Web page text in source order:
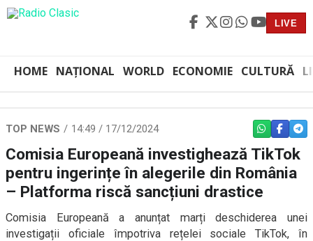
LIVE
HOME NAȚIONAL WORLD ECONOMIE CULTURĂ
TOP NEWS 14:49 / 17/12/2024 WHATSAPP
Comisia Europeană investighează TikTok
pentru ingerințe în alegerile din România
– Platforma riscă sancțiuni drastice
Comisia Europeană a anunțat marți deschiderea unei
investigații oficiale împotriva rețelei sociale TikTok, în